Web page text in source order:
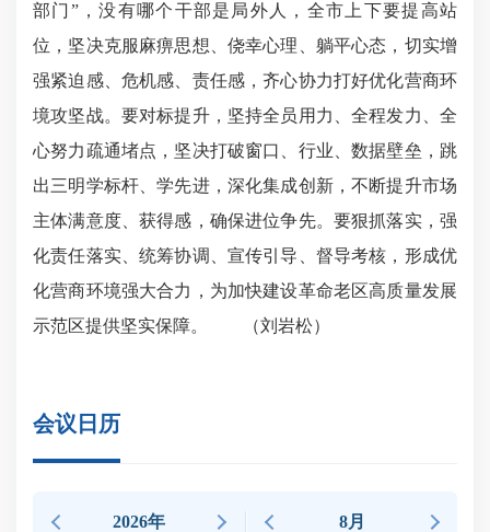
部门”，没有哪个干部是局外人，全市上下要提高站
位，坚决克服麻痹思想、侥幸心理、躺平心态，切实增
强紧迫感、危机感、责任感，齐心协力打好优化营商环
境攻坚战。要对标提升，坚持全员用力、全程发力、全
心努力疏通堵点，坚决打破窗口、行业、数据壁垒，跳
出三明学标杆、学先进，深化集成创新，不断提升市场
主体满意度、获得感，确保进位争先。要狠抓落实，强
化责任落实、统筹协调、宣传引导、督导考核，形成优
化营商环境强大合力，为加快建设革命老区高质量发展
示范区提供坚实保障。
（刘岩松）
会议日历
2026年 8月